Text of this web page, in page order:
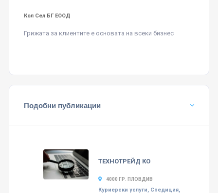
Кол Сел БГ ЕООД
Грижата за клиентите е основата на всеки бизнес
Подобни публикации
ТЕХНОТРЕЙД КО
4000 ГР. ПЛОВДИВ
Куриерски услуги, Спедиция,